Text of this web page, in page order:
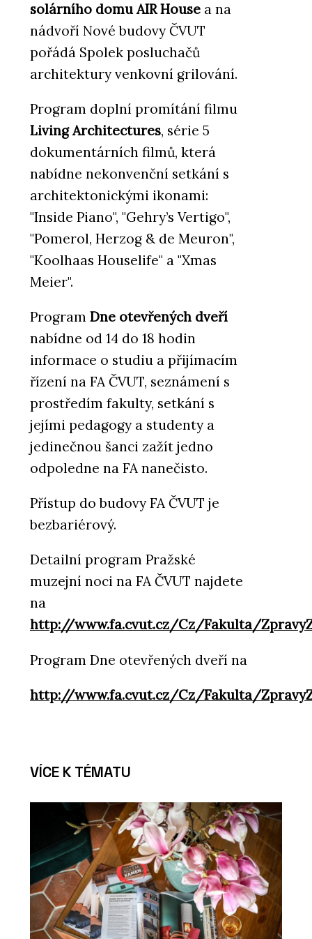
solárního domu AIR House a na
nádvoří Nové budovy ČVUT
pořádá Spolek posluchačů
architektury venkovní grilování.
Program doplní promítání filmu
Living Architectures, série 5
dokumentárních filmů, která
nabídne nekonvenční setkání s
architektonickými ikonami:
"Inside Piano", "Gehry’s Vertigo",
"Pomerol, Herzog & de Meuron",
"Koolhaas Houselife" a "Xmas
Meier".
Program Dne otevřených dveří
nabídne od 14 do 18 hodin
informace o studiu a přijímacím
řízení na FA ČVUT, seznámení s
prostředím fakulty, setkání s
jejími pedagogy a studenty a
jedinečnou šanci zažít jedno
odpoledne na FA nanečisto.
Přístup do budovy FA ČVUT je
bezbariérový.
Detailní program Pražské
muzejní noci na FA ČVUT najdete
na
http://www.fa.cvut.cz/Cz/Fakulta/
Program Dne otevřených dveří na
http://www.fa.cvut.cz/Cz/Fakulta/
VÍCE K TÉMATU